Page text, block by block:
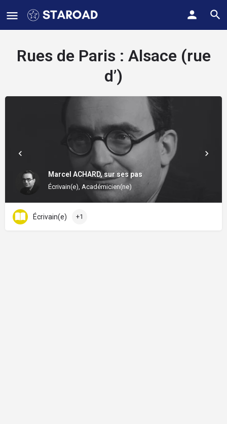
Rues de Paris : Alsace (rue
d’)
Marcel ACHARD, sur ses pas
Écrivain(e), Académicien(ne)
Écrivain(e) +1